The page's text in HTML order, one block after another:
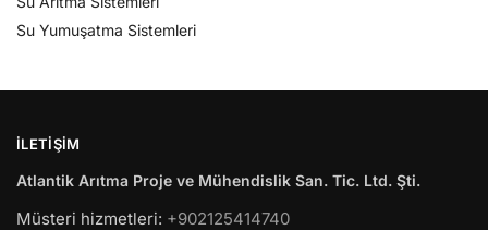
Su Yumuşatma Sistemleri
İLETIŞIM
Atlantik Arıtma Proje ve Mühendislik San. Tic. Ltd. Şti.
Müsteri hizmetleri: +902125414740